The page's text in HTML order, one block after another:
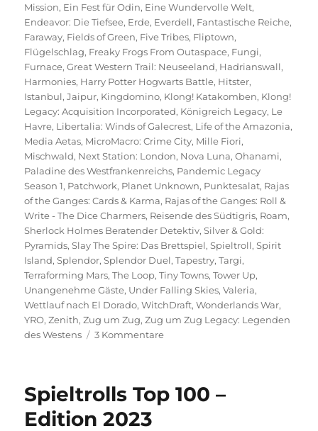
Mission, Ein Fest für Odin, Eine Wundervolle Welt,
Endeavor: Die Tiefsee, Erde, Everdell, Fantastische Reiche,
Faraway, Fields of Green, Five Tribes, Fliptown,
Flügelschlag, Freaky Frogs From Outaspace, Fungi,
Furnace,Great Western Trail: Neuseeland, Hadrianswall,
Harmonies, Harry Potter Hogwarts Battle, Hitster,
Istanbul,Jaipur, Kingdomino, Klong! Katakomben, Klong!
Legacy: Acquisition Incorporated, Königreich Legacy, Le
Havre, Libertalia: Winds of Galecrest, Life of the Amazonia,
Media Aetas, MicroMacro: Crime City, Mille Fiori,
Mischwald, Next Station: London, Nova Luna,Ohanami,
Paladine des Westfrankenreichs, Pandemic Legacy
Season 1, Patchwork, Planet Unknown, Punktesalat, Rajas
of the Ganges: Cards & Karma, Rajas of the Ganges: Roll &
Write - The Dice Charmers, Reisende des Südtigris, Roam,
Sherlock Holmes Beratender Detektiv,Silver & Gold:
Pyramids,Slay The Spire: Das Brettspiel,Spieltroll,Spirit
Island,Splendor,Splendor Duel,Tapestry,Targi,
Terraforming Mars,The Loop,Tiny Towns,Tower Up,
Unangenehme Gäste, Under Falling Skies,Valeria,
Wettlauf nach El Dorado,WitchDraft,Wonderlands War,
YRO,Zenith,Zug um Zug,Zug um Zug Legacy: Legenden
des Westens
3 Kommentarezu
–
Spieltrolls Top 100 –
Edition 2023